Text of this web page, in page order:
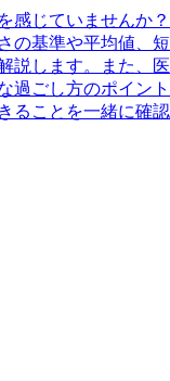
感じていませんか？
の基準や平均値、短
説します。また、医
過ごし方のポイント
ることを一緒に確認